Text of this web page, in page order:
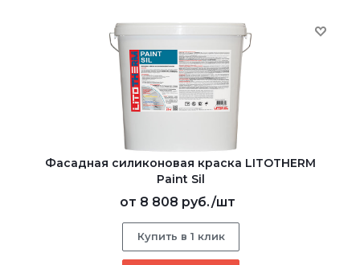
Фасадная силиконовая краска LITOTHERM
Paint Sil
от 8 808 руб./шт
Купить в 1 клик